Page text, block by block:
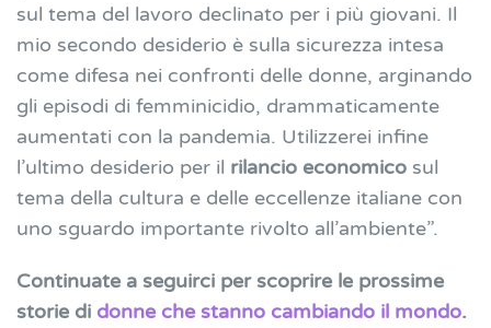
sul tema del lavoro declinato per i più giovani. Il
mio secondo desiderio è sulla sicurezza intesa
come difesa nei confronti delle donne, arginando
gli episodi di femminicidio, drammaticamente
aumentati con la pandemia. Utilizzerei infine
l’ultimo desiderio per il rilancio economico sul
tema della cultura e delle eccellenze italiane con
uno sguardo importante rivolto all’ambiente”.
Continuate a seguirci per scoprire le prossime
storie di donne che stanno cambiando il mondo.